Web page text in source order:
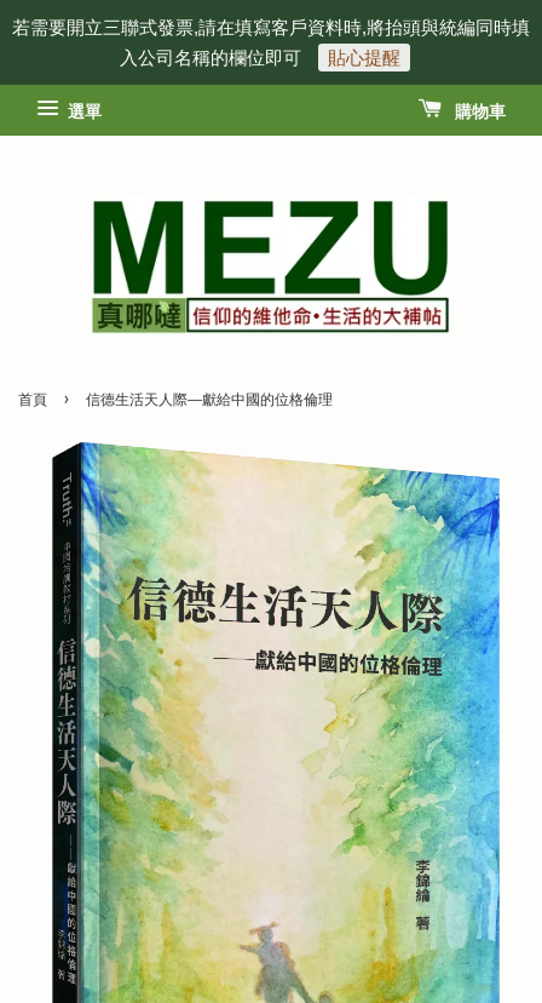
若需要開立三聯式發票,請在填寫客戶資料時,將抬頭與統編同時填
入公司名稱的欄位即可
貼心提醒
選單 購物車
首頁 › 信德生活天人際──獻給中國的位格倫理